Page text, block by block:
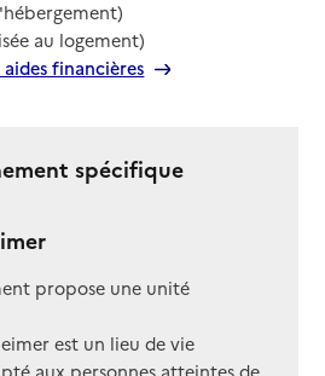
au logement)
aides financières
spécifique
propose une unité
est un lieu de vie